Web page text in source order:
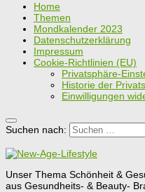
Home
Themen
Mondkalender 2023
Datenschutzerklärung
Impressum
Cookie-Richtlinien (EU)
Privatsphäre-
Historie der
Einwilligungen
Suchen nach:
Unser Thema Schönheit &
aus Gesundheits- & Beauty-